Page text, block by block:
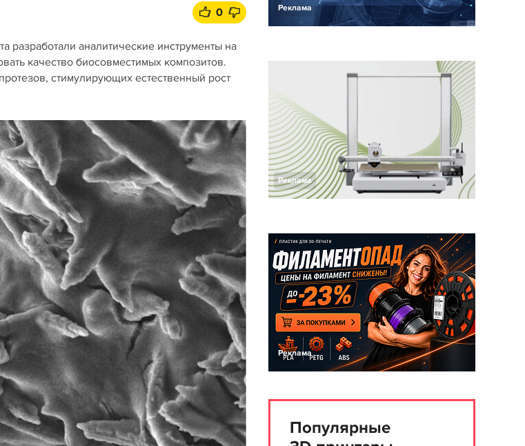
0
разработали аналитические инструменты на
качество биосовместимых композитов.
стимулирующих естественный рост
Реклама
Реклама
Реклама
Популярные